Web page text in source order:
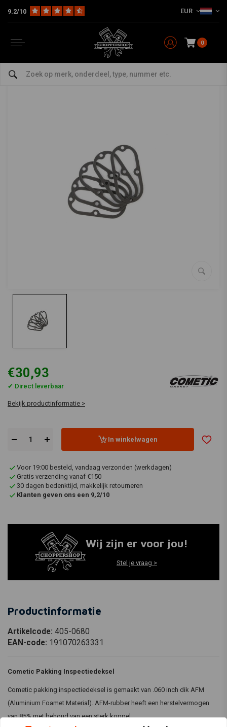
9.2/10 EUR
0
Pakkinginspectiedeksel | .060 Inch AFM
bekijk alles van Cometic
Pakkinginspectiedeksel | .060 Inch AFM
€30,93
✔ Direct leverbaar
Bekijk productinformatie >
In winkelwagen
Voor 19:00 besteld, vandaag verzonden (werkdagen)
Gratis verzending vanaf €150
30 dagen bedenktijd, makkelijk retourneren
Klanten geven ons een 9,2/10
Wij zijn er voor jou!
Stel je vraag >
Productinformatie
Artikelcode: 405-0680
EAN-code: 191070263331
Cometic Pakking Inspectiedeksel
Cometic pakking inspectiedeksel is gemaakt van .060 inch dik AFM
(Aluminium Foamet Material). AFM-rubber heeft een herstelvermogen
van 85% met behoud van een sterk koppel.